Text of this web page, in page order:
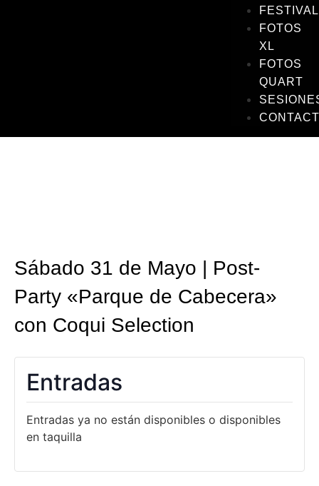
FOTOS
XL
FOTOS
QUART
Sábado 31 de Mayo | Post-
Party «Parque de Cabecera»
con Coqui Selection
Entradas
Entradas ya no están disponibles o disponibles
en taquilla